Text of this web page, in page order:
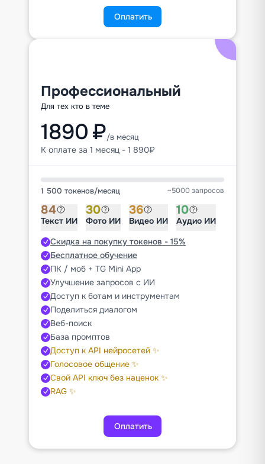
Оплатить
Профессиональный
Для тех кто в теме
1890 ₽/в месяц
К оплате за 1 месяц - 1 890₽
1 500 токенов/месяц ~5000 запросов
84
Текст ИИ
30
Фото ИИ
36
Видео ИИ
10
Аудио ИИ
Скидка на покупку токенов - 15%
Бесплатное обучение
ПК / моб + TG Mini App
Улучшение запросов с ИИ
Доступ к ботам и инструментам
Поделиться диалогом
Веб-поиск
База промптов
Доступ к API нейросетей ✨
Голосовое общение ✨
Свой API ключ без наценок ✨
RAG ✨
Оплатить